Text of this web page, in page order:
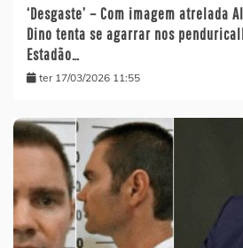
‘Desgaste’ – Com imagem atrelada
Dino tenta se agarrar nos
Estadão…
ter 17/03/2026 11:55